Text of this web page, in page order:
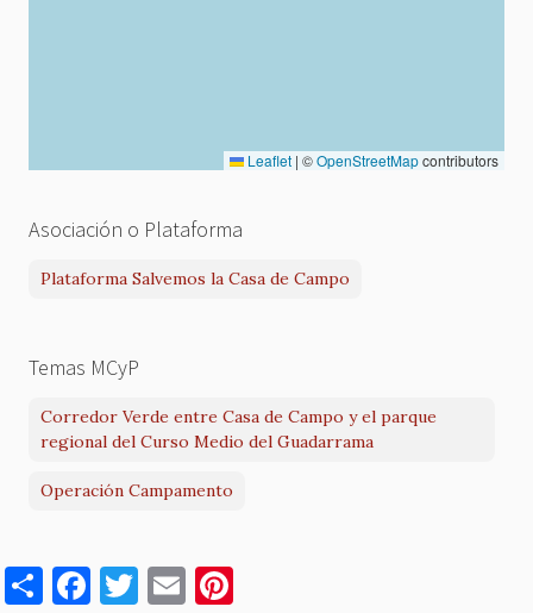
Leaflet | ©OpenStreetMapcontributors
Asociación o Plataforma
Plataforma Salvemos la Casa de Campo
Temas MCyP
Corredor Verde entre Casa de Campo y el parque
regional del Curso Medio del Guadarrama
Operación Campamento
S F T E